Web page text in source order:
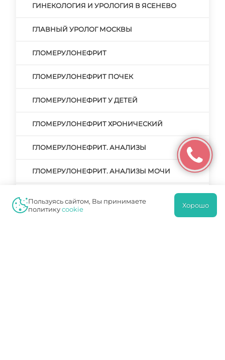
ГИНЕКОЛОГИЯ И УРОЛОГИЯ В ЯСЕНЕВО
ГЛАВНЫЙ УРОЛОГ МОСКВЫ
ГЛОМЕРУЛОНЕФРИТ
ГЛОМЕРУЛОНЕФРИТ ПОЧЕК
ГЛОМЕРУЛОНЕФРИТ У ДЕТЕЙ
ГЛОМЕРУЛОНЕФРИТ ХРОНИЧЕСКИЙ
ГЛОМЕРУЛОНЕФРИТ. АНАЛИЗЫ
ГЛОМЕРУЛОНЕФРИТ. АНАЛИЗЫ МОЧИ
Пользуясь сайтом, Вы принимаете
политикуcookie Хорошо